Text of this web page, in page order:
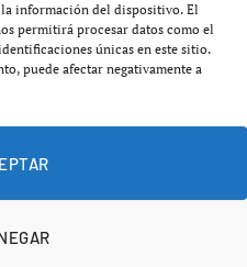
la información del dispositivo. El
permitirá procesar datos como el
únicas en este sitio.
puede afectar negativamente a
al Banco Central para
mientras la guerra
rusa
de noticias en español